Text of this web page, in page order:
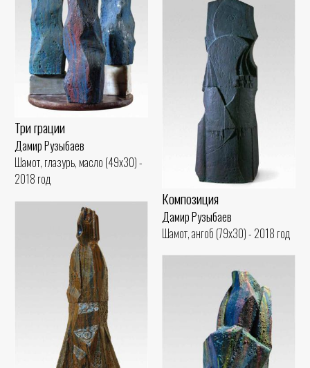
Три грации
Дамир Рузыбаев
Шамот, глазурь, масло (49x30) -
2018 год
Композиция
Дамир Рузыбаев
Шамот, ангоб (79x30) - 2018 год